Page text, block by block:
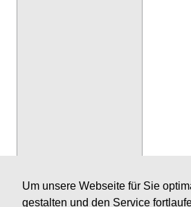
Um unsere Webseite für Sie
gestalten und den Service